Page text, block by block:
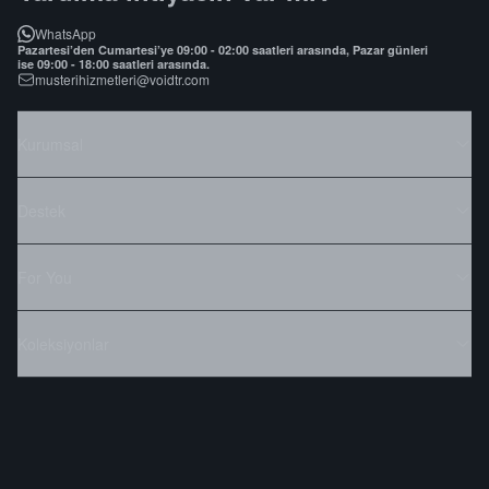
WhatsApp
Pazartesi’den Cumartesi’ye 09:00 - 02:00 saatleri arasında, Pazar günleri
ise 09:00 - 18:00 saatleri arasında.
musterihizmetleri@voidtr.com